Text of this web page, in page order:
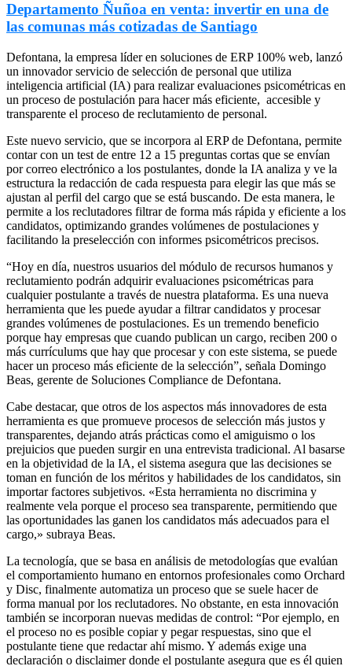
Departamento Ñuñoa en venta: invertir en una de
las comunas más cotizadas de Santiago
Defontana, la empresa líder en soluciones de ERP 100% web, lanzó
un innovador servicio de selección de personal que utiliza
inteligencia artificial (IA) para realizar evaluaciones psicométricas en
un proceso de postulación para hacer más eficiente, accesible y
transparente el proceso de reclutamiento de personal.
Este nuevo servicio, que se incorpora al ERP de Defontana, permite
contar con un test de entre 12 a 15 preguntas cortas que se envían
por correo electrónico a los postulantes, donde la IA analiza y ve la
estructura la redacción de cada respuesta para elegir las que más se
ajustan al perfil del cargo que se está buscando. De esta manera, le
permite a los reclutadores filtrar de forma más rápida y eficiente a los
candidatos, optimizando grandes volúmenes de postulaciones y
facilitando la preselección con informes psicométricos precisos.
“Hoy en día, nuestros usuarios del módulo de recursos humanos y
reclutamiento podrán adquirir evaluaciones psicométricas para
cualquier postulante a través de nuestra plataforma. Es una nueva
herramienta que les puede ayudar a filtrar candidatos y procesar
grandes volúmenes de postulaciones. Es un tremendo beneficio
porque hay empresas que cuando publican un cargo, reciben 200 o
más currículums que hay que procesar y con este sistema, se puede
hacer un proceso más eficiente de la selección”, señala Domingo
Beas, gerente de Soluciones Compliance de Defontana.
Cabe destacar, que otros de los aspectos más innovadores de esta
herramienta es que promueve procesos de selección más justos y
transparentes, dejando atrás prácticas como el amiguismo o los
prejuicios que pueden surgir en una entrevista tradicional. Al basarse
en la objetividad de la IA, el sistema asegura que las decisiones se
toman en función de los méritos y habilidades de los candidatos, sin
importar factores subjetivos. «Esta herramienta no discrimina y
realmente vela porque el proceso sea transparente, permitiendo que
las oportunidades las ganen los candidatos más adecuados para el
cargo,» subraya Beas.
La tecnología, que se basa en análisis de metodologías que evalúan
el comportamiento humano en entornos profesionales como Orchard
y Disc, finalmente automatiza un proceso que se suele hacer de
forma manual por los reclutadores. No obstante, en esta innovación
también se incorporan nuevas medidas de control: “Por ejemplo, en
el proceso no es posible copiar y pegar respuestas, sino que el
postulante tiene que redactar ahí mismo. Y además exige una
declaración o disclaimer donde el postulante asegura que es él quien